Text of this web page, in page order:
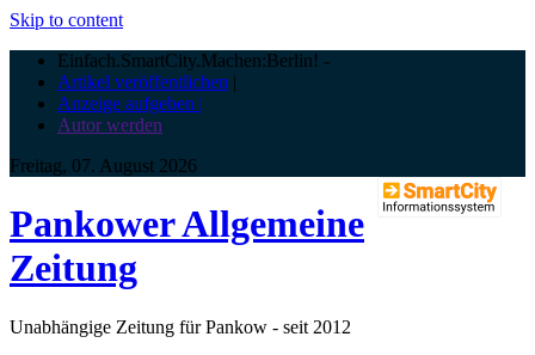
Skip to content
Einfach.SmartCity.Machen:Berlin! -
Artikel veröffentlichen |
Anzeige aufgeben |
Autor werden
Freitag, 07. August 2026
Pankower Allgemeine
Zeitung
Unabhängige Zeitung für Pankow - seit 2012